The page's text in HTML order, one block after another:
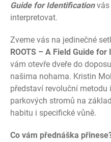
Guide for Identificationvás
interpretovat.
Zveme vás na jedinečné
ROOTS – A Field Guide
vám otevře dveře do
našima nohama. Kristin
představí revoluční
parkových stromů na
habitu i specifické vůně.
Co vám přednáška